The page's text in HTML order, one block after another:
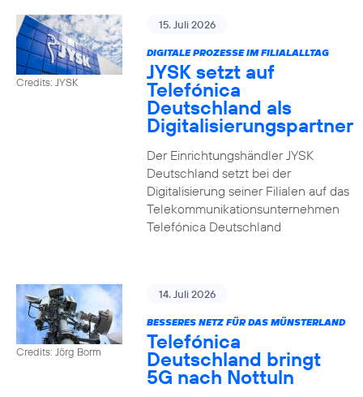
Credits: JYSK
15. Juli 2026
DIGITALE PROZESSE IM FILIALALLTAG
JYSK setzt auf
Telefónica
Deutschland als
Digitalisierungspartner
Der Einrichtungshändler JYSK
Deutschland setzt bei der
Digitalisierung seiner Filialen auf das
Telekommunikationsunternehmen
Telefónica Deutschland
Credits: Jörg Borm
14. Juli 2026
BESSERES NETZ FÜR DAS MÜNSTERLAND
Telefónica
Deutschland bringt
5G nach Nottuln